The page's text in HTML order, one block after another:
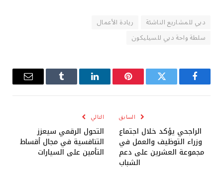
دبي للمشاريع الناشئة
ريادة الأعمال
سلطة واحة دبي للسيليكون
فيسبوك تويتر بينتيريستلينكدإن Tumblr
البريد
السابق
الراجحي يؤكد خلال اجتماع
وزراء التوظيف والعمل في
مجموعة العشرين على دعم
الشباب
التالي
التحول الرقمي سيعزز
التنافسية في مجال أقساط
التأمين على السيارات